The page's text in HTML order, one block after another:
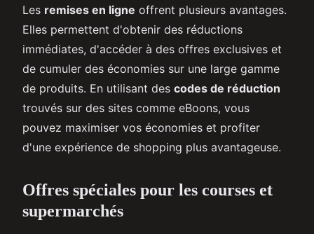
Les remises en ligne offrent plusieurs avantages.
Elles permettent d'obtenir des réductions
immédiates, d'accéder à des offres exclusives et
de cumuler des économies sur une large gamme
de produits. En utilisant des codes de réduction
trouvés sur des sites comme eBoons, vous
pouvez maximiser vos économies et profiter
d'une expérience de shopping plus avantageuse.
Offres spéciales pour les courses et
supermarchés